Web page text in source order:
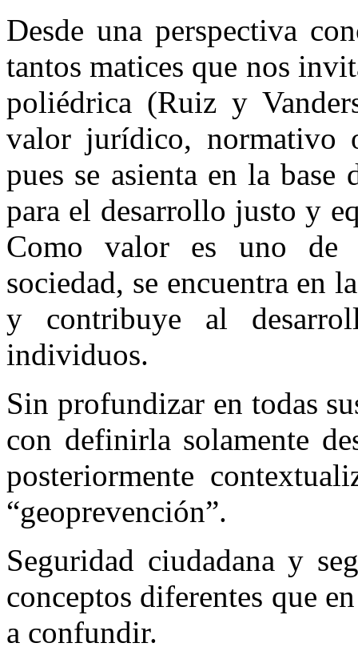
Desde una perspectiva
tantos matices que nos
poliédrica (Ruiz y
valor jurídico, normativo
pues se asienta en la base
para el desarrollo justo y
Como valor es uno de
sociedad, se encuentra en
y contribuye al
individuos.
Sin profundizar en todas
con definirla solamente
posteriormente
“geoprevención”.
Seguridad ciudadana y
conceptos diferentes que
a confundir.